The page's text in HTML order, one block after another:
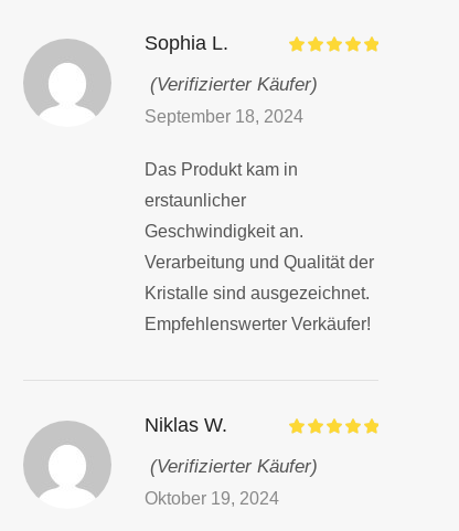
Sophia L.
(Verifizierter Käufer)
September 18, 2024
Das Produkt kam in
erstaunlicher
Geschwindigkeit an.
Verarbeitung und Qualität der
Kristalle sind ausgezeichnet.
Empfehlenswerter Verkäufer!
Niklas W.
(Verifizierter Käufer)
Oktober 19, 2024